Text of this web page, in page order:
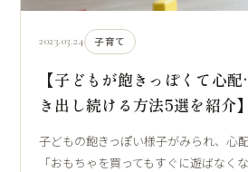
2023.03.24 子育て
【子どもが飽きっぽくて心
き出し続ける方法5選を紹介】
子どもの飽きっぽい様子がみられ、心
「おもちゃを買ってもすぐに遊ばなく